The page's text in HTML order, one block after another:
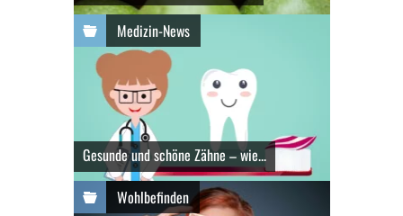
Medizin-News
Gesunde und schöne Zähne – wie...
Wohlbefinden